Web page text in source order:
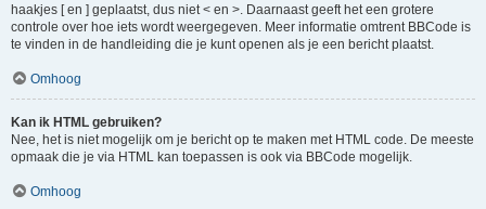
haakjes [ en ] geplaatst, dus niet < en >. Daarnaast geeft het een grotere
controle over hoe iets wordt weergegeven. Meer informatie omtrent BBCode is
te vinden in de handleiding die je kunt openen als je een bericht plaatst.
Omhoog
Kan ik HTML gebruiken?
Nee, het is niet mogelijk om je bericht op te maken met HTML code. De meeste
opmaak die je via HTML kan toepassen is ook via BBCode mogelijk.
Omhoog